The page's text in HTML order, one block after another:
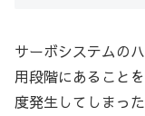
サーボシステムの
用段階にあること
度発生してしまっ